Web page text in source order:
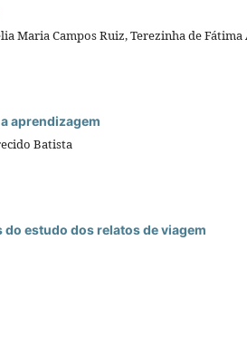
Maria Campos Ruiz, Terezinha de
aprendizagem
Batista
estudo dos relatos de viagem